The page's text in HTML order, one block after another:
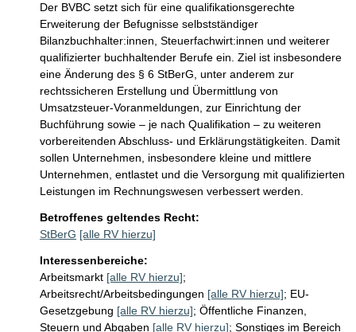
Der BVBC setzt sich für eine qualifikationsgerechte
Erweiterung der Befugnisse selbstständiger
Bilanzbuchhalter:innen, Steuerfachwirt:innen und weiterer
qualifizierter buchhaltender Berufe ein. Ziel ist insbesondere
eine Änderung des § 6 StBerG, unter anderem zur
rechtssicheren Erstellung und Übermittlung von
Umsatzsteuer-Voranmeldungen, zur Einrichtung der
Buchführung sowie – je nach Qualifikation – zu weiteren
vorbereitenden Abschluss- und Erklärungstätigkeiten. Damit
sollen Unternehmen, insbesondere kleine und mittlere
Unternehmen, entlastet und die Versorgung mit qualifizierten
Leistungen im Rechnungswesen verbessert werden.
Betroffenes geltendes Recht:
StBerG [alle RV hierzu]
Interessenbereiche:
Arbeitsmarkt [alle RV hierzu];
Arbeitsrecht/Arbeitsbedingungen [alle RV hierzu]; EU-
Gesetzgebung [alle RV hierzu]; Öffentliche Finanzen,
Steuern und Abgaben [alle RV hierzu]; Sonstiges im Bereich